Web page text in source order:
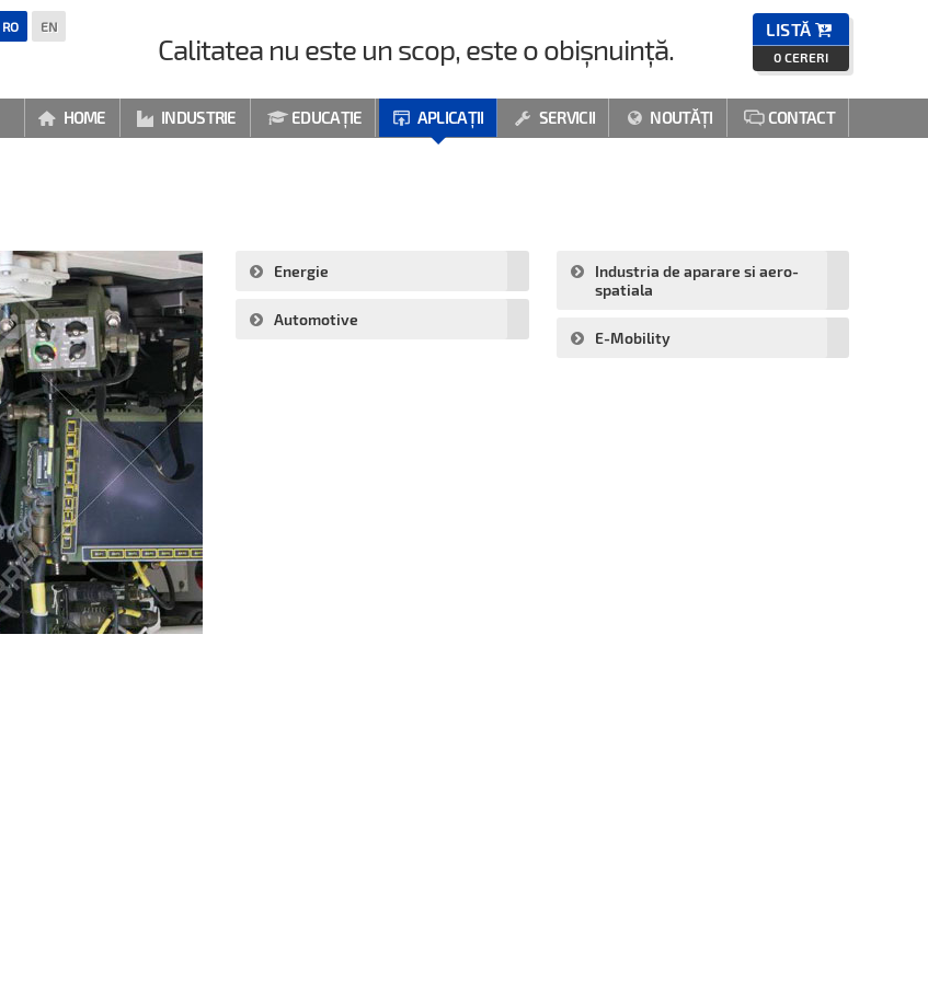
Calitatea nu este un scop, este o obișnuință.
LISTĂ 
0 CERERI
 HOME  INDUSTRIE  EDUCAȚIE  APLICAȚII  SERVICII  NOUTĂȚI  CONTACT
Energie
Automotive
Industria de aparare si aero-
spatiala
E-Mobility
RO EN